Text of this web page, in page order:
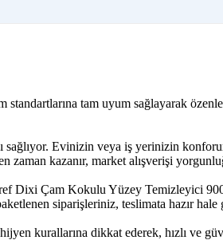
standartlarına tam uyum sağlayarak
Evinizin veya iş yerinizin
kazanır, market alışverişi
Dixi Çam Kokulu Yüzey Temizleyici
siparişleriniz, teslimata hazır hale
kurallarına dikkat ederek, hızlı ve